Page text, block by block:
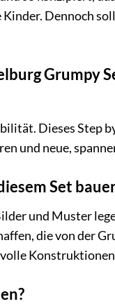
Dennoch
Grumpy
Dieses Step
und neue,
Set
und Muster
die von der